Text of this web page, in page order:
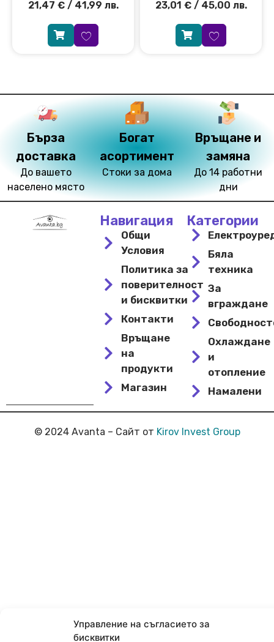
Управление на съгласието за
бисквитки
21,47 €/ 41,99 лв. 23,01 €/ 45,00 лв.
Бърза
доставка
До вашето
населено място
Богат
асортимент
Стоки за дома
Връщане и
замяна
До 14 работни
дни
Навигация
Общи
Условия
Политика за
поверителност
и бисквитки
Контакти
Връщане
на
продукти
Магазин
Категории
Бяла
техника
За
вграждане
Охлаждане
и
отопление
Намалени
© 2024 Avanta – Сайт от Kirov Invest Group